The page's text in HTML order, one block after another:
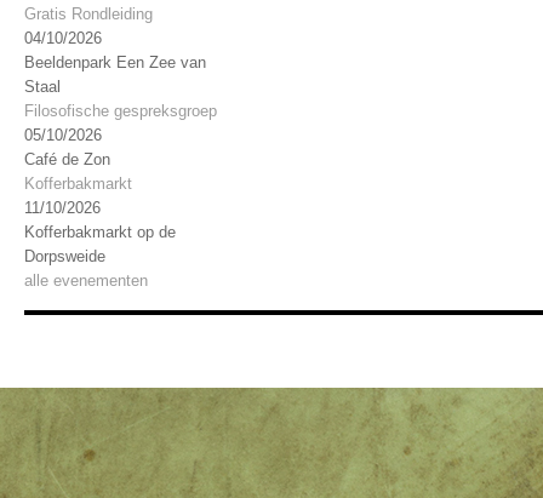
Gratis Rondleiding
04/10/2026
Beeldenpark Een Zee van
Staal
Filosofische gespreksgroep
05/10/2026
Café de Zon
Kofferbakmarkt
11/10/2026
Kofferbakmarkt op de
Dorpsweide
alle evenementen